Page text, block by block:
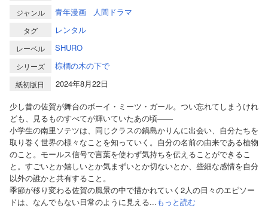
ジャンル 青年漫画 人間ドラマ
タグ レンタル
レーベル SHURO
シリーズ 棕櫚の木の下で
紙初版日
2024年8月22日
少し昔の佐賀が舞台のボーイ・ミーツ・ガール。つい忘れてしまうけれ
ども、見るものすべてが輝いていたあの頃――
小学生の南里ソテツは、同じクラスの鍋島かりんに出会い、自分たちを
取り巻く世界の様々なことを知っていく。自分の名前の由来である植物
のこと。モールス信号で言葉を使わず気持ちを伝えることができるこ
と。すごいとか嬉しいとか気まずいとか切ないとか、些細な感情を自分
以外の誰かと共有すること。
季節が移り変わる佐賀の風景の中で描かれていく2人の日々のエピソー
ドは、なんでもない日常のように見える...もっと読む